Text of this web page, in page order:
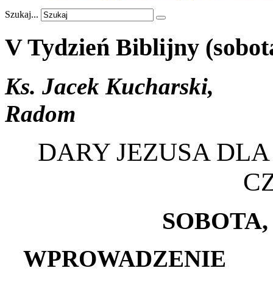
Szukaj...
V Tydzień Biblijny
Ks. Jacek Kucharski,
Radom
DARY JEZUSA
SOBOTA
WPROWADZENIE